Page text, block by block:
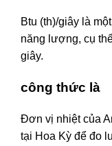
Btu (th)/giây là
năng lượng, cụ
giây.
công thức là
Đơn vị nhiệt của
tại Hoa Kỳ để đo